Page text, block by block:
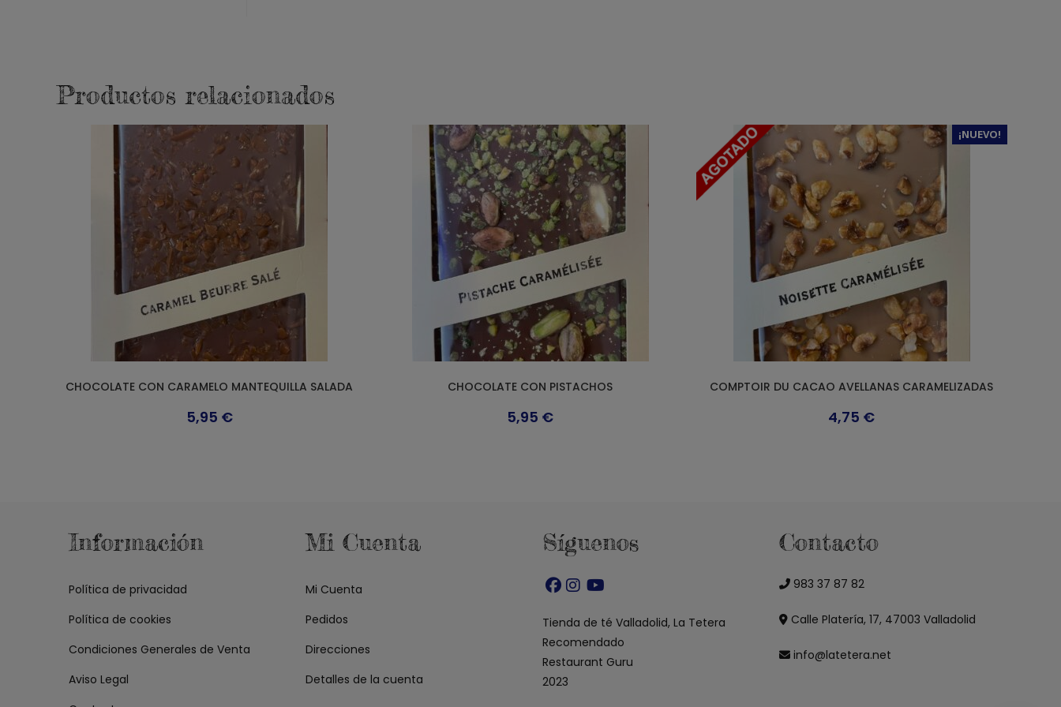
Productos relacionados
CHOCOLATE CON CARAMELO MANTEQUILLA SALADA
5,95 €
CHOCOLATE CON PISTACHOS
5,95 €
¡NUEVO!
COMPTOIR DU CACAO AVELLANAS CARAMELIZADAS
4,75 €
Información
Política de privacidad
Política de cookies
Condiciones Generales de Venta
Aviso Legal
Mi Cuenta
Mi Cuenta
Pedidos
Direcciones
Detalles de la cuenta
Síguenos
abre
en
una
nueva
abre
en
una
nueva
abre
en
una
Tienda de té Valladolid, La Tetera
Recomendado
Restaurant Guru
2023
Contacto
983 37 87 82
Calle Platería, 17, 47003 Valladolid
info@latetera.net